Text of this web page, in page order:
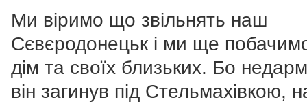
Ми віримо що звільнять наш
Сєвєродонецьк і ми ще
дім та своїх близьких. Бо
він загинув під Стельмахівкою,